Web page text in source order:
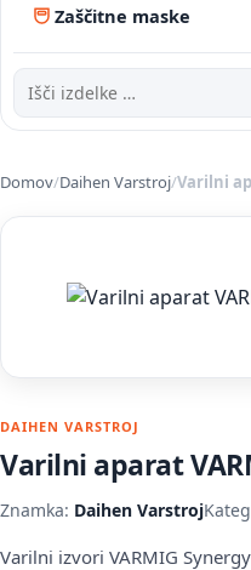
Zaščitne maske
Domov/Daihen Varstroj/Varilni
DAIHEN VARSTROJ
Varilni aparat
Znamka: Daihen Varstroj
Varilni izvori VARMIG